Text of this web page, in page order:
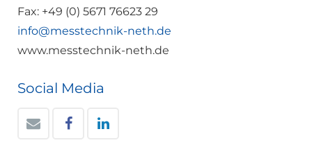
Fax: +49 (0) 5671 76623 29
info@messtechnik-neth.de
www.messtechnik-neth.de
Social Media